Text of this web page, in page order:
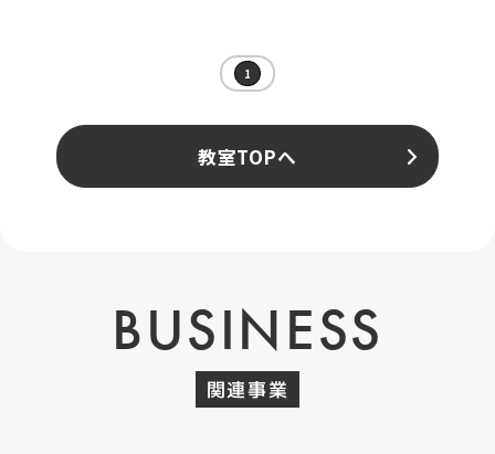
1
教室TOPへ
BUSINESS
関連事業